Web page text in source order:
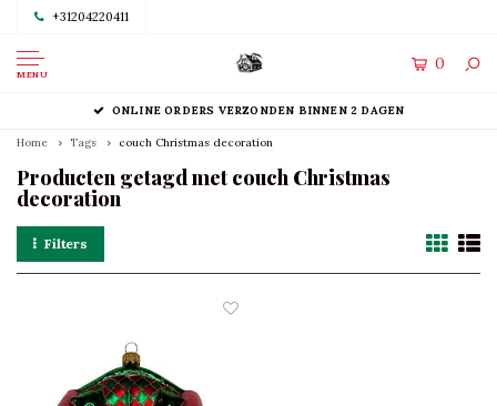
+31204220411
MENU
0
ONLINE ORDERS VERZONDEN BINNEN 2 DAGEN
Home Tags couch Christmas decoration
Producten getagd met couch Christmas
decoration
Filters